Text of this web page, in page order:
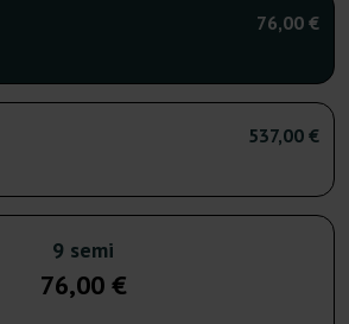
76,00 €
537,00 €
9 semi
76,00 €